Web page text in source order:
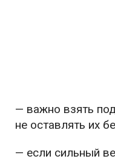
— важно взять
не оставлять их
— если сильный